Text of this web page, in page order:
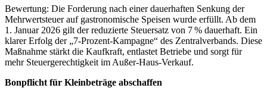
Bewertung: Die Forderung nach einer dauerhaften Senkung der
Mehrwertsteuer auf gastronomische Speisen wurde erfüllt. Ab dem
1. Januar 2026 gilt der reduzierte Steuersatz von 7 % dauerhaft. Ein
klarer Erfolg der „7-Prozent-Kampagne“ des Zentralverbands. Diese
Maßnahme stärkt die Kaufkraft, entlastet Betriebe und sorgt für
mehr Steuergerechtigkeit im Außer-Haus-Verkauf.
Bonpflicht für Kleinbeträge abschaffen